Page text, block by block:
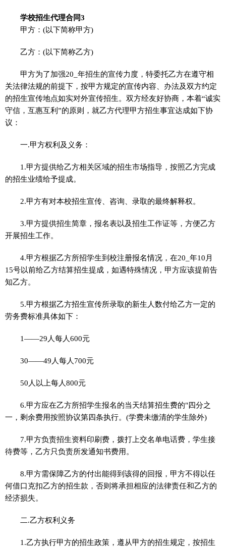
学校招生代理合同3
甲方：(以下简称甲方)
乙方：(以下简称乙方)
甲方为了加强20_年招生的宣传力度，特委托乙方在遵守相
关法律法规的前提下，按甲方规定的宣传内容、办法及双方约定
的招生宣传地点如实对外宣传招生。双方经友好协商，本着“诚实
守信，互惠互利”的原则，就乙方代理甲方招生事宜达成如下协
议：
一.甲方权利及义务：
1.甲方提供给乙方相关区域的招生市场指导，按照乙方完成
的招生业绩给予提成。
2.甲方有对本校招生宣传、咨询、录取的最终解释权。
3.甲方提供招生简章，报名表以及招生工作证等，方便乙方
开展招生工作。
4.甲方根据乙方所招学生到校注册报名情况，在20_年10月
15号以前给乙方结算招生提成，如遇特殊情况，甲方应该提前告
知乙方。
5.甲方根据乙方招生宣传所录取的新生人数付给乙方一定的
劳务费标准具体如下：
1——29人每人600元
30——49人每人700元
50人以上每人800元
6.甲方应在乙方所招学生报名的当天结算招生费的"四分之
一，剩余费用按照协议第四条执行。(学费未缴清的学生除外)
7.甲方负责招生资料印刷费，拨打上交名单电话费，学生接
待费等，乙方只负责所发通知书费用。
8.甲方需保障乙方的付出能得到该得的回报，甲方不得以任
何借口克扣乙方的招生款，否则将承担相应的法律责任和乙方的
经济损失。
二.乙方权利义务
1.乙方执行甲方的招生政策，遵从甲方的招生规定，按招生